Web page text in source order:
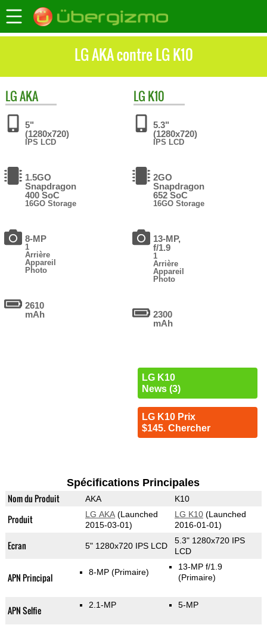
LG AKA contre LG K10
LGAKA
5"
(1280x720)
IPS LCD
1.5GO
Snapdragon
400 SoC
16GO Storage
8-MP
1
Arrière
Appareil
Photo
2610
mAh
LG K10
5.3"
(1280x720)
IPS LCD
2GO
Snapdragon
652 SoC
16GO Storage
13-MP,
f/1.9
1
Arrière
Appareil
Photo
2300
mAh
LG K10
News (3)
LG K10 Prix
$145. Chercher
Spécifications Principales
Nom du Produit AKA K10
Produit LG AKA(Launched
2015-03-01)
LG K10(Launched
2016-01-01)
Ecran 5" 1280x720 IPS LCD
5.3" 1280x720 IPS
LCD
APN Principal 8-MP (Primaire)
13-MP f/1.9
(Primaire)
APN Selfie 2.1-MP 5-MP